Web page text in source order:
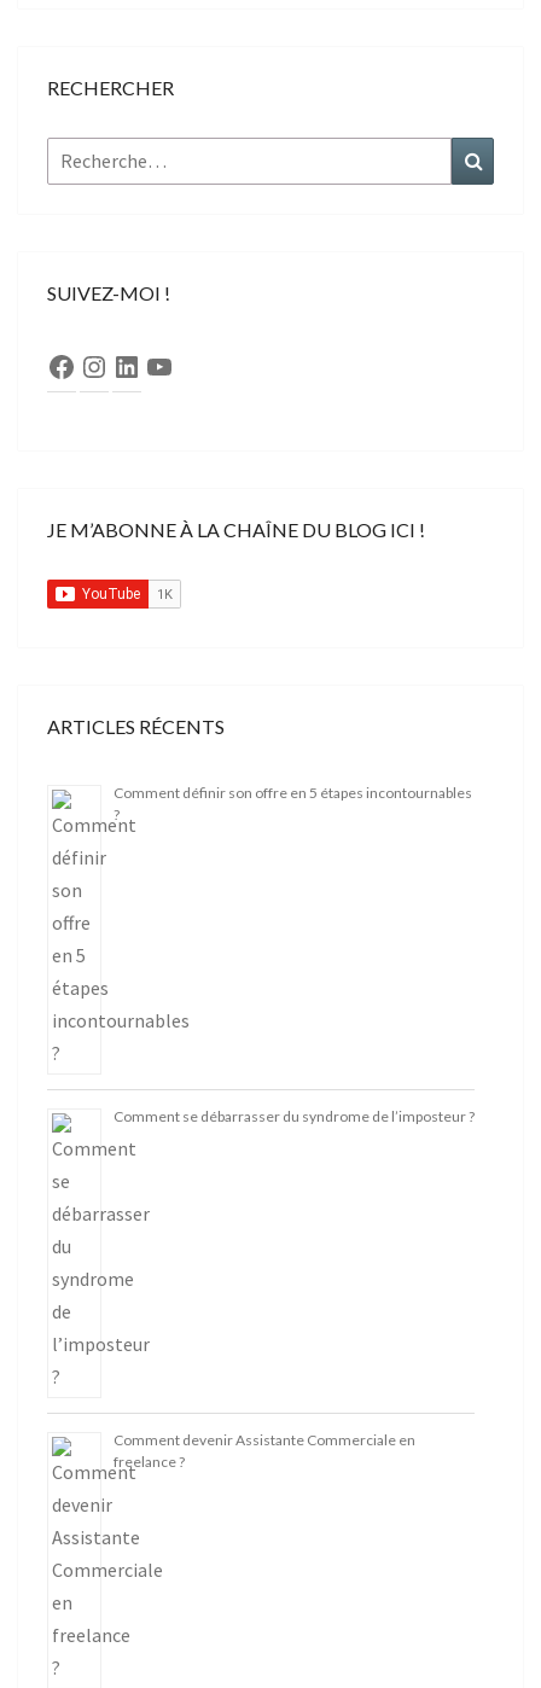
RECHERCHER
Rechercher :
SUIVEZ-MOI !
Facebook
Instagram
LinkedInYouTube
JE M’ABONNE À LA CHAÎNE DU BLOG ICI !
ARTICLES RÉCENTS
Comment définir son offre en 5 étapes incontournables
?
Comment se débarrasser du syndrome de l’imposteur ?
Comment devenir Assistante Commerciale en
freelance ?